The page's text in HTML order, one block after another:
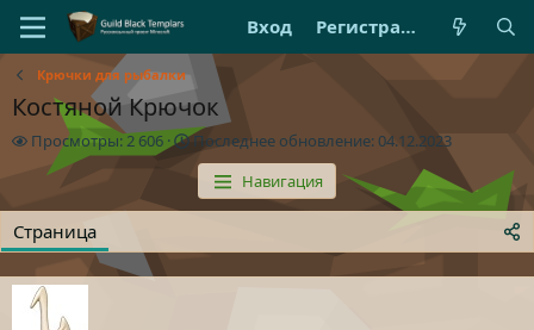
Вход Регистрация
Крючки для рыбалки
Костяной Крючок
П
м
о
р
ы
Просмотры: 2 606
П
о
с
л
д
Последнее обновление: 04.12.2023
Навигация
Страница